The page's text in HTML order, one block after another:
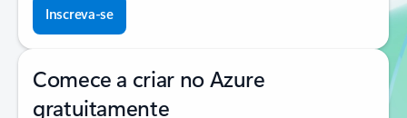
Inscreva-se
Comece a criar no Azure
gratuitamente